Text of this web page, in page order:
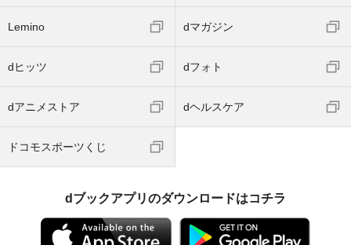
Lemino dマガジン
dヒッツ dフォト
dアニメストア dヘルスケア
ドコモスポーツくじ
dブックアプリのダウンロードはコチラ